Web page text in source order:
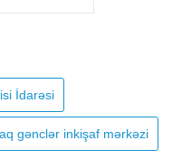
İdarəsi
gənclər inkişaf mərkəzi